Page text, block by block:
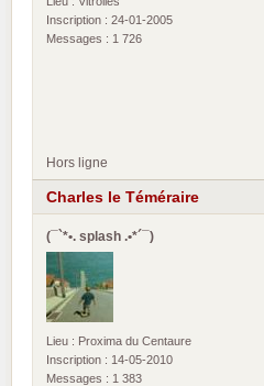
Inscription : 24-01-2005
Messages : 1 726
Hors ligne
Charles le Téméraire
(¯`*•. splash .•*´¯)
Lieu : Proxima du Centaure
Inscription : 14-05-2010
Messages : 1 383